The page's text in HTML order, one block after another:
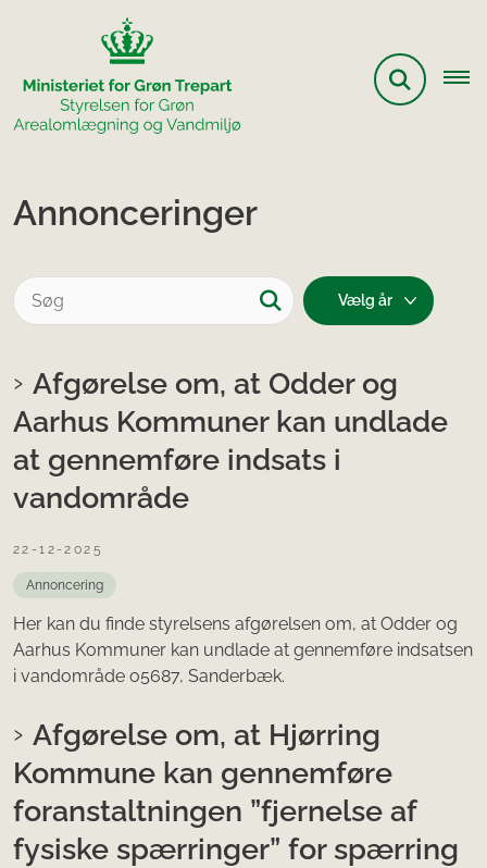
Annonceringer
Afgørelse om, at Odder og
Aarhus Kommuner kan undlade
at gennemføre indsats i
vandområde
22-12-2025
Annoncering
Her kan du finde styrelsens afgørelsen om, at Odder og
Aarhus Kommuner kan undlade at gennemføre indsatsen
i vandområde o5687, Sanderbæk.
Afgørelse om, at Hjørring
Kommune kan gennemføre
foranstaltningen ”fjernelse af
fysiske spærringer” for spærring